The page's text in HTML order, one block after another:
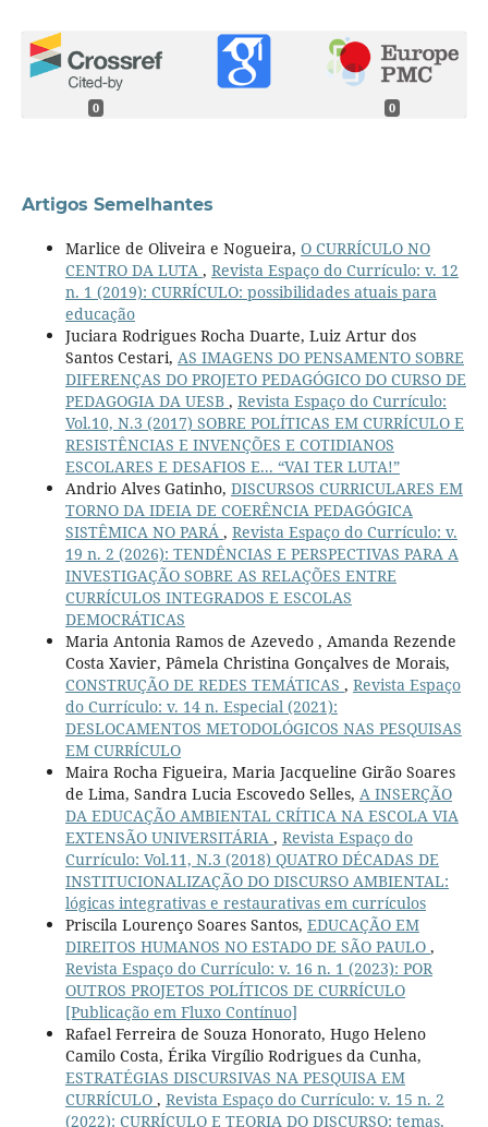
0 0
Artigos Semelhantes
Marlice de Oliveira e Nogueira, O CURRÍCULO NO
CENTRO DA LUTA , Revista Espaço do Currículo: v. 12
n. 1 (2019): CURRÍCULO: possibilidades atuais para
educação
Juciara Rodrigues Rocha Duarte, Luiz Artur dos
Santos Cestari, AS IMAGENS DO PENSAMENTO SOBRE
DIFERENÇAS DO PROJETO PEDAGÓGICO DO CURSO DE
PEDAGOGIA DA UESB , Revista Espaço do Currículo:
Vol.10, N.3 (2017) SOBRE POLÍTICAS EM CURRÍCULO E
RESISTÊNCIAS E INVENÇÕES E COTIDIANOS
ESCOLARES E DESAFIOS E... “VAI TER LUTA!”
Andrio Alves Gatinho, DISCURSOS CURRICULARES EM
TORNO DA IDEIA DE COERÊNCIA PEDAGÓGICA
SISTÊMICA NO PARÁ , Revista Espaço do Currículo: v.
19 n. 2 (2026): TENDÊNCIAS E PERSPECTIVAS PARA A
INVESTIGAÇÃO SOBRE AS RELAÇÕES ENTRE
CURRÍCULOS INTEGRADOS E ESCOLAS
DEMOCRÁTICAS
Maria Antonia Ramos de Azevedo , Amanda Rezende
Costa Xavier, Pâmela Christina Gonçalves de Morais,
CONSTRUÇÃO DE REDES TEMÁTICAS , Revista Espaço
do Currículo: v. 14 n. Especial (2021):
DESLOCAMENTOS METODOLÓGICOS NAS PESQUISAS
EM CURRÍCULO
Maira Rocha Figueira, Maria Jacqueline Girão Soares
de Lima, Sandra Lucia Escovedo Selles, A INSERÇÃO
DA EDUCAÇÃO AMBIENTAL CRÍTICA NA ESCOLA VIA
EXTENSÃO UNIVERSITÁRIA , Revista Espaço do
Currículo: Vol.11, N.3 (2018) QUATRO DÉCADAS DE
INSTITUCIONALIZAÇÃO DO DISCURSO AMBIENTAL:
lógicas integrativas e restaurativas em currículos
Priscila Lourenço Soares Santos, EDUCAÇÃO EM
DIREITOS HUMANOS NO ESTADO DE SÃO PAULO ,
Revista Espaço do Currículo: v. 16 n. 1 (2023): POR
OUTROS PROJETOS POLÍTICOS DE CURRÍCULO
[Publicação em Fluxo Contínuo]
Rafael Ferreira de Souza Honorato, Hugo Heleno
Camilo Costa, Érika Virgílio Rodrigues da Cunha,
ESTRATÉGIAS DISCURSIVAS NA PESQUISA EM
CURRÍCULO , Revista Espaço do Currículo: v. 15 n. 2
(2022): CURRÍCULO E TEORIA DO DISCURSO: temas,